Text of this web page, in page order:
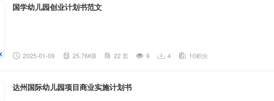
国学幼儿园创业计划书范文
2025-01-09 25.76KB 22 页 9 4 10积分
达州国际幼儿园项目商业实施计划书